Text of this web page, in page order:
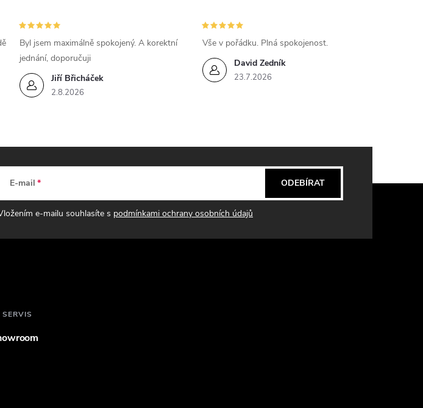
Jiří Břicháček
2.8.2026
Byl jsem maximálně spokojený. A korektní
jednání, doporučuji
David Zedník
23.7.2026
Vše v pořádku. Plná spokojenost.
E-mail
e-mailu souhlasíte s podmínkami ochrany osobních údajů
ODEBÍRAT